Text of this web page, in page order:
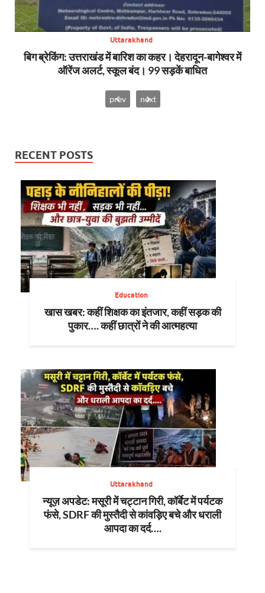
Uttarakhand
बिग ब्रेकिंग: उत्तराखंड में बारिश का कहर। देहरादून-बागेश्वर में
ऑरेंज अलर्ट, स्कूल बंद। 99 सड़कें बाधित
prev next
RECENT POSTS
Education
खास खबर: कहीं शिक्षक का इंतजार, कहीं सड़क की
पुकार…. कहीं छात्रों ने की आत्महत्या
Uttarakhand
न्यूज़ अपडेट: मसूरी में चट्टान गिरी, कॉर्बेट में पर्यटक
फंसे, SDRF की मुस्तैदी से कांवड़िए बचे और धराली
आपदा का दर्द….